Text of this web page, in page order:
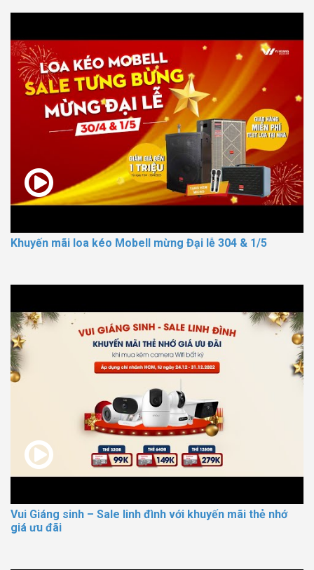
Khuyến mãi loa kéo Mobell mừng Đại lễ 304 & 1/5
Vui Giáng sinh – Sale linh đình với khuyến mãi thẻ nhớ
giá ưu đãi